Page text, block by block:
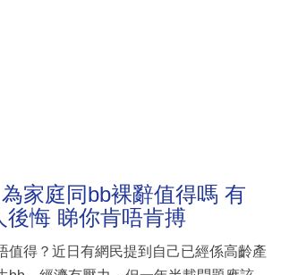
家庭同bb裸辭值得嗎 有
後悔 睇你肯唔肯搏
值得？近日有網民提到自己已經係高齡產